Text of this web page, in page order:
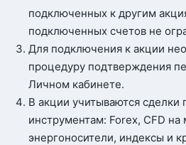
подключенных к другим
подключенных счетов не
Для подключения к акции
процедуру подтверждения
Личном кабинете.
В акции учитываются сделки
инструментам: Forex, CFD
энергоносители, индексы и